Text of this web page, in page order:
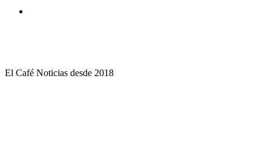
El Café Noticias desde 2018